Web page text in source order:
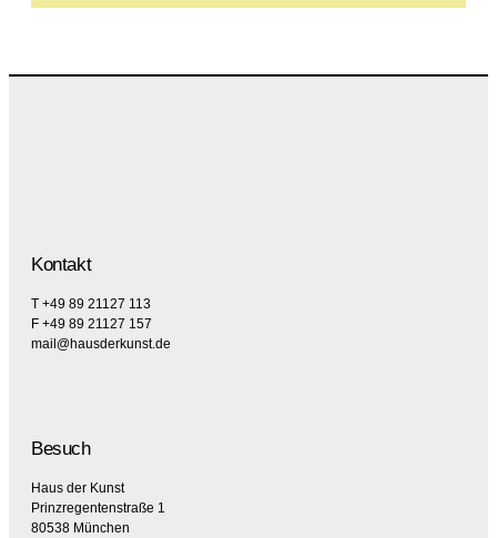
Kontakt
T +49 89 21127 113
F +49 89 21127 157
mail@hausderkunst.de
Besuch
Haus der Kunst
Prinzregentenstraße 1
80538 München